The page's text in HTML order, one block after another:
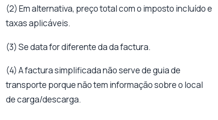
(2) Em alternativa, preço total com o imposto incluído e
taxas aplicáveis.
(3) Se data for diferente da da factura.
(4) A factura simplificada não serve de guia de
transporte porque não tem informação sobre o local
de carga/descarga.